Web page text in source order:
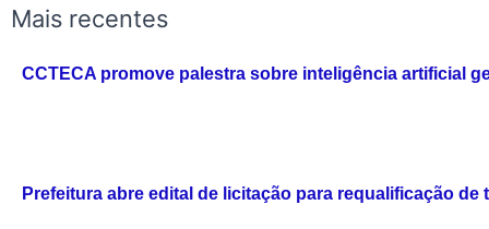
Mais recentes
CCTECA promove palestra sobre inteligência artificial
Prefeitura abre edital de licitação para requalificação de